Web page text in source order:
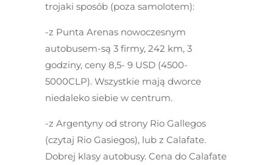
trojaki sposób (poza samolotem):
-z Punta Arenas nowoczesnym
autobusem-są 3 firmy, 242 km, 3
godziny, ceny 8,5- 9 USD (4500-
5000CLP). Wszystkie mają dworce
niedaleko siebie w centrum.
-z Argentyny od strony Rio Gallegos
(czytaj Rio Gasiegos), lub z Calafate.
Dobrej klasy autobusy. Cena do Calafate